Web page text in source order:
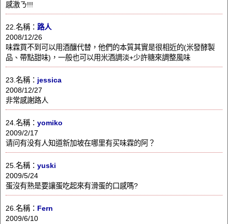
感激ㄋ!!!
22.名稱： 路人
2008/12/26
味霖買不到可以用酒釀代替，他們的本質其實是很相近的(米發酵製
品、帶點甜味)，一般也可以用米酒調淡+少許糖來調整風味
23.名稱： jessica
2008/12/27
非常感謝路人
24.名稱： yomiko
2009/2/17
请问有没有人知道新加坡在哪里有买味霖的阿？
25.名稱： yuski
2009/5/24
蛋沒有熟是要讓蛋吃起來有滑蛋的口感嗎?
26.名稱： Fern
2009/6/10